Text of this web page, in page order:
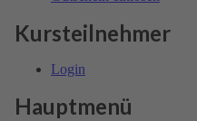
Kursteilnehmer
Login
Hauptmenü